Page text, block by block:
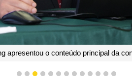
apresentou o conteúdo principal da
1 2 3 4 5 6 7 8 9 10111213